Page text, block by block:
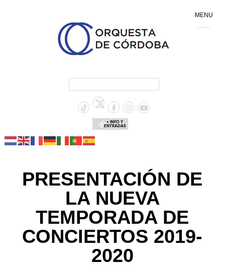
+ INFO Y
ENTRADAS
PRESENTACIÓN DE
LA NUEVA
TEMPORADA DE
CONCIERTOS 2019-
2020
MENU